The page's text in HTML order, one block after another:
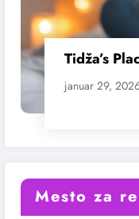
Tidža’s
januar 29,
Mesto za